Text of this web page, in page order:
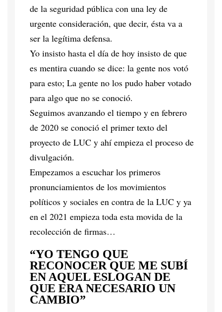
de la seguridad pública con una ley de
urgente consideración, que decir, ésta va a
ser la legítima defensa.
Yo insisto hasta el día de hoy insisto de que
es mentira cuando se dice: la gente nos votó
para esto; La gente no los pudo haber votado
para algo que no se conoció.
Seguimos avanzando el tiempo y en febrero
de 2020 se conoció el primer texto del
proyecto de LUC y ahí empieza el proceso de
divulgación.
Empezamos a escuchar los primeros
pronunciamientos de los movimientos
políticos y sociales en contra de la LUC y ya
en el 2021 empieza toda esta movida de la
recolección de firmas…
“YO TENGO QUE
RECONOCER QUE ME SUBÍ
EN AQUEL ESLOGAN DE
QUE ERA NECESARIO UN
CAMBIO”